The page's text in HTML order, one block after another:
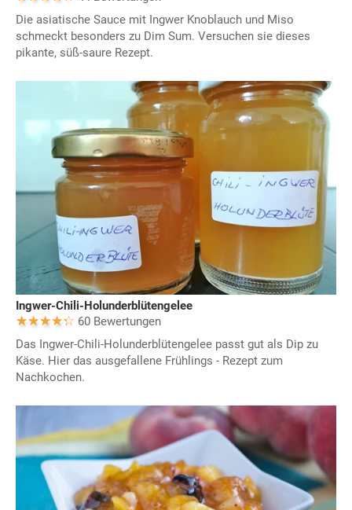
Die asiatische Sauce mit Ingwer Knoblauch und Miso
schmeckt besonders zu Dim Sum. Versuchen sie dieses
pikante, süß-saure Rezept.
Ingwer-Chili-Holunderblütengelee
60 Bewertungen
Das Ingwer-Chili-Holunderblütengelee passt gut als Dip zu
Käse. Hier das ausgefallene Frühlings - Rezept zum
Nachkochen.